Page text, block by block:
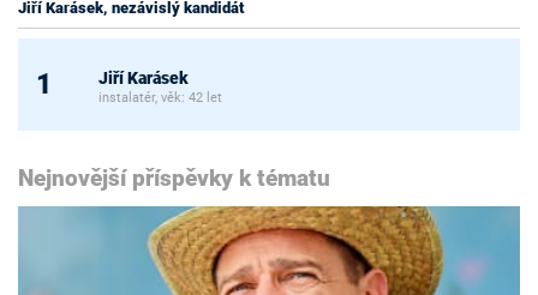
Jiří Karásek, nezávislý kandidát
1 Jiří Karásek
instalatér, věk: 42 let
Nejnovější příspěvky k tématu